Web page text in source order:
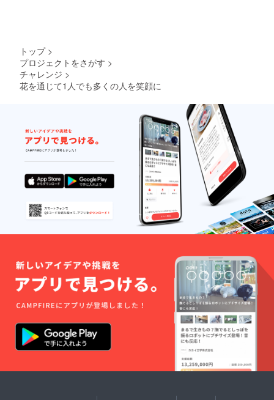
トップ >
プロジェクトをさがす >
チャレンジ >
花を通じて1人でも多くの人を笑顔に